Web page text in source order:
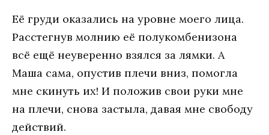
Её груди оказались на уровне моего лица.
Расстегнув молнию её полукомбенизона
всё ещё неуверенно взялся за лямки. А
Маша сама, опустив плечи вниз, помогла
мне скинуть их! И положив свои руки мне
на плечи, снова застыла, давая мне свободу
действий.